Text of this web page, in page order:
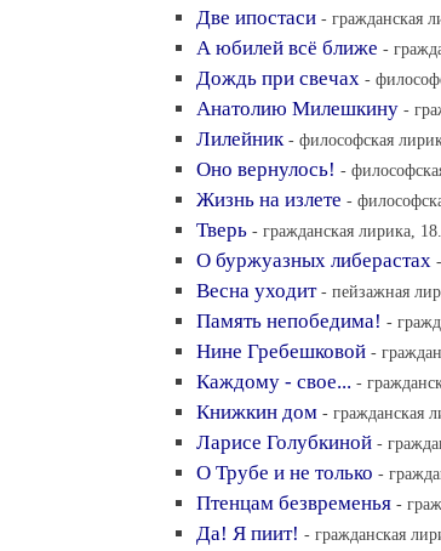
Две ипостаси - гражданская
А юбилей всё ближе -
Дождь при свечах -
Анатолию Милешкину -
Лилейник - философская
Оно вернулось! -
Жизнь на излете -
Тверь - гражданская лирика,
О буржуазных либерастах
Весна уходит - пейзажная
Память непобедима! -
Нине Гребешковой -
Каждому - свое... -
Книжкин дом - гражданская
Ларисе Голубкиной -
О Трубе и не только -
Птенцам безвременья -
Да! Я пиит! - гражданская